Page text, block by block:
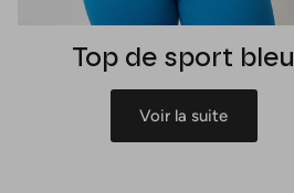
Top de sport bleu
Voir la suite